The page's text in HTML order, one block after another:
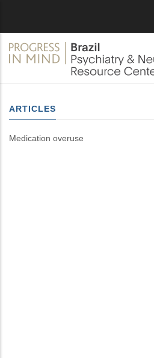
ARTICLES
Medication overuse